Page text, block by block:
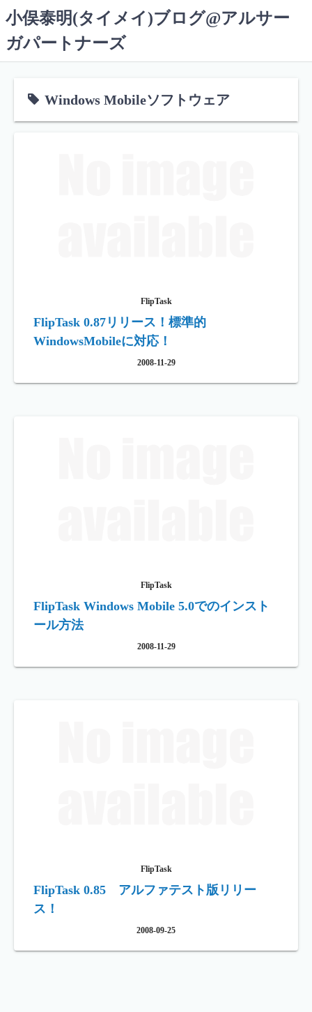
ン
テ
小俣泰明(タイメイ)ブログ@アルサー
ガパートナーズ
Windows Mobileソフトウェア
FlipTask
FlipTask 0.87リリース！標準的
WindowsMobileに対応！
2008-11-29
FlipTask
FlipTask Windows Mobile 5.0でのインスト
ール方法
2008-11-29
FlipTask
FlipTask 0.85 アルファテスト版リリー
ス！
2008-09-25